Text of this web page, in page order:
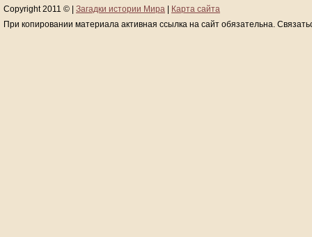
Copyright 2011 © | Загадки истории Мира
Карта сайта
При копировании материала активная ссылка на сайт обязательна.